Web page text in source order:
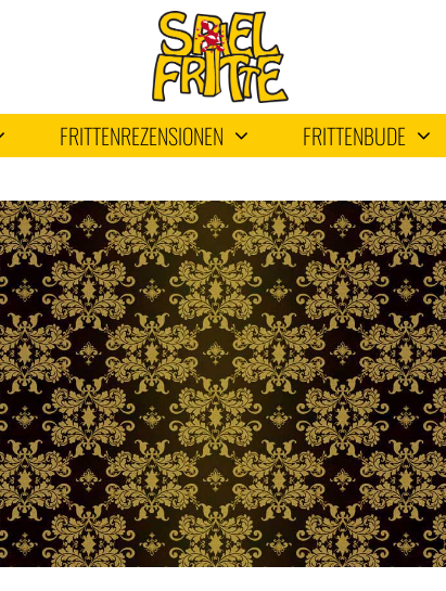
FRITTENREZENSIONEN FRITTENBUDE